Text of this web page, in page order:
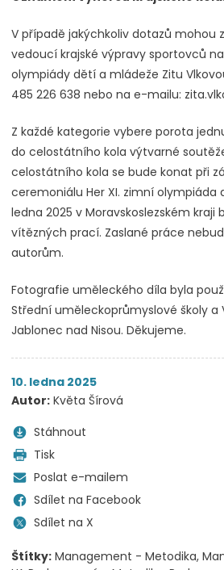
V případě jakýchkoliv dotazů mohou
vedoucí krajské výpravy sportovců na
olympiády dětí a mládeže Zitu
485 226 638 nebo na e-mailu:
Z každé kategorie vybere porota
do celostátního kola výtvarné
celostátního kola se bude konat při
ceremoniálu Her XI. zimní olympiáda
ledna 2025 v Moravskoslezském kraji
vítězných prací. Zaslané práce
autorům.
Fotografie uměleckého díla byla
Střední uměleckoprůmyslové školy a
Jablonec nad Nisou. Děkujeme.
10. ledna 2025
Autor: Květa Šírová
Stáhnout
Tisk
Poslat e-mailem
Sdílet na Facebook
Sdílet na X
Štítky: Management - Metodika